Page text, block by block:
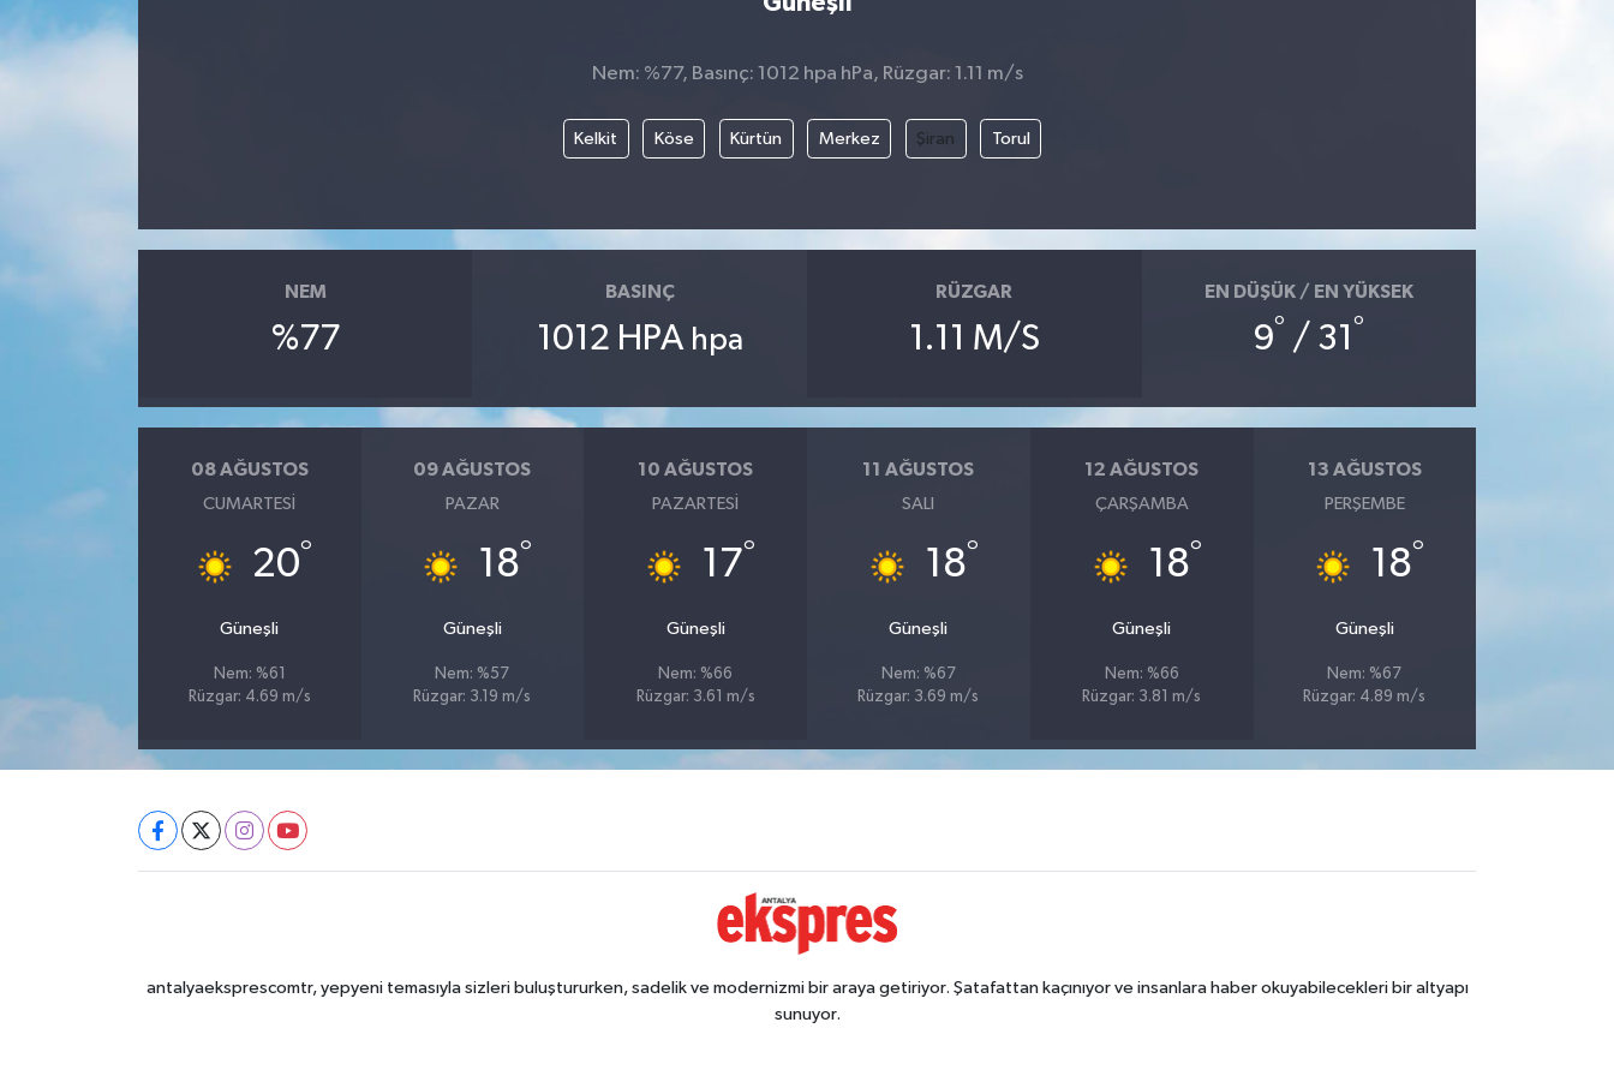
Nem: %77, Basınç: 1012 hpa hPa, Rüzgar: 1.11 m/s
Kelkit Köse Kürtün Merkez Şiran Torul
NEM
%77
BASINÇ
1012 HPA hpa
RÜZGAR
1.11 M/S
EN DÜŞÜK / EN YÜKSEK
9° / 31°
08 AĞUSTOS
CUMARTESI
20°
Güneşli
Nem: %61
Rüzgar: 4.69 m/s
09 AĞUSTOS
PAZAR
18°
Güneşli
Nem: %57
Rüzgar: 3.19 m/s
10 AĞUSTOS
PAZARTESI
17°
Güneşli
Nem: %66
Rüzgar: 3.61 m/s
11 AĞUSTOS
SALI
18°
Güneşli
Nem: %67
Rüzgar: 3.69 m/s
12 AĞUSTOS
ÇARŞAMBA
18°
Güneşli
Nem: %66
Rüzgar: 3.81 m/s
13 AĞUSTOS
PERŞEMBE
18°
Güneşli
Nem: %67
Rüzgar: 4.89 m/s
antalyaeksprescomtr, yepyeni temasıyla sizleri buluştururken, sadelik ve modernizmi bir araya getiriyor. Şatafattan kaçınıyor ve insanlara haber okuyabilecekleri bir altyapı
sunuyor.
DÜNYA
RÖPORTAJ
RESMİ İLAN